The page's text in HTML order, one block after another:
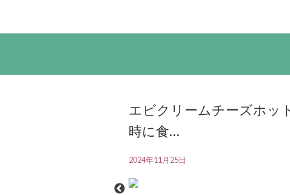
エビクリームチーズホッ
時に食…
2024年11月25日